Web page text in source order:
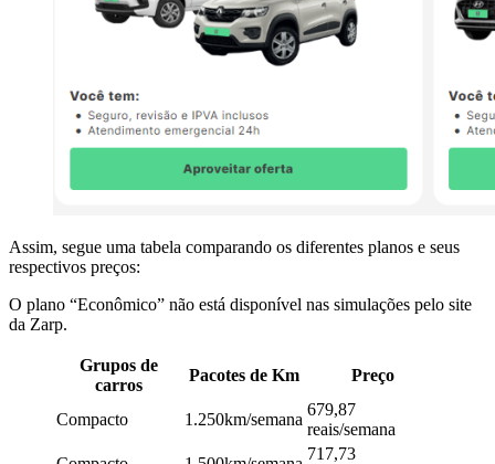
Assim, segue uma tabela comparando os diferentes planos e seus
respectivos preços:
O plano “Econômico” não está disponível nas simulações pelo site
da Zarp.
Grupos de
carros
Pacotes de Km Preço
Compacto 1.250km/semana
679,87
reais/semana
717,73